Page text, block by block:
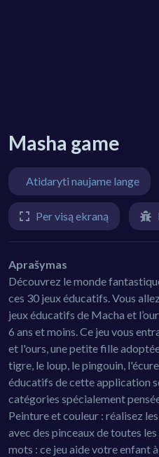
Masha game
Atidaryti naujame lange
Per visą ekraną
Aprašymas
Découvrez le monde
ces 30 jeux éducatifs. Vous
jeux éducatifs de Macha et
6 ans et moins. Ce jeu vous
et l'ours, une petite fille
tigre, le loup, le pingouin,
éducatifs de cette application
catégories spécialement
Peinture et couleur : réalisez
avec des pinceaux de toutes
mots : ce jeu aide votre enfant